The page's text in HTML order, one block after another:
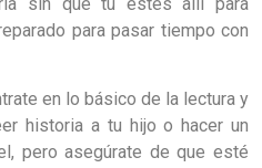
para pasar tiempo con
en lo básico de la lectura y
historia a tu hijo o hacer un
pero asegúrate de que esté